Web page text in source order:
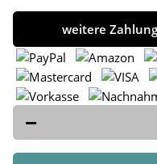
weitere